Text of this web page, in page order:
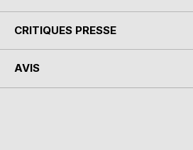
CRITIQUES PRESSE
AVIS